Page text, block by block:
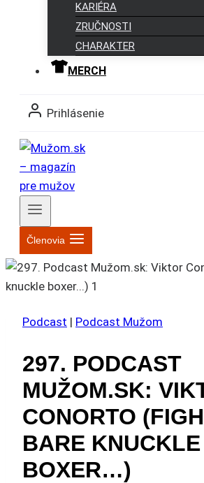
KARIÉRA
ZRUČNOSTI
CHARAKTER
MERCH
Prihlásenie
Členovia
Podcast | Podcast Mužom
297. PODCAST
MUŽOM.SK:
CONORTO
BARE KNUCKLE
BOXER…)